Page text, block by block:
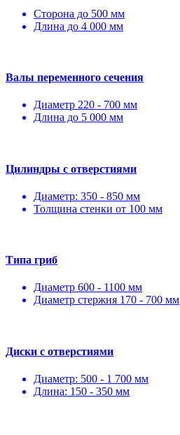
Сторона до 500 мм
Длина до 4 000 мм
Валы переменного сечения
Диаметр 220 - 700 мм
Длина до 5 000 мм
Цилиндры с отверстиями
Диаметр: 350 - 850 мм
Толщина стенки от 100 мм
Типа гриб
Диаметр 600 - 1100 мм
Диаметр стержня 170 - 700 мм
Диски с отверстиями
Диаметр: 500 - 1 700 мм
Длина: 150 - 350 мм